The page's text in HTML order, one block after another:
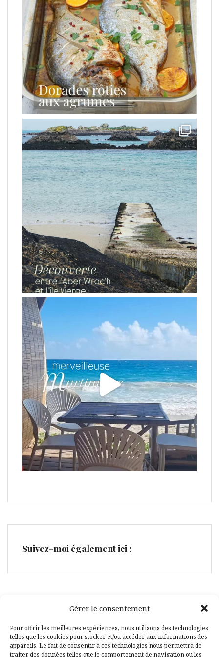
Gérer le consentement
Pour offrir les meilleures expériences, nous utilisons des technologies
telles que les cookies pour stocker et/ou accéder aux informations des
appareils. Le fait de consentir à ces technologies nous permettra de
traiter des données telles que le comportement de navigation ou les
Suivez-moi également ici :
Facebook
Pinterest